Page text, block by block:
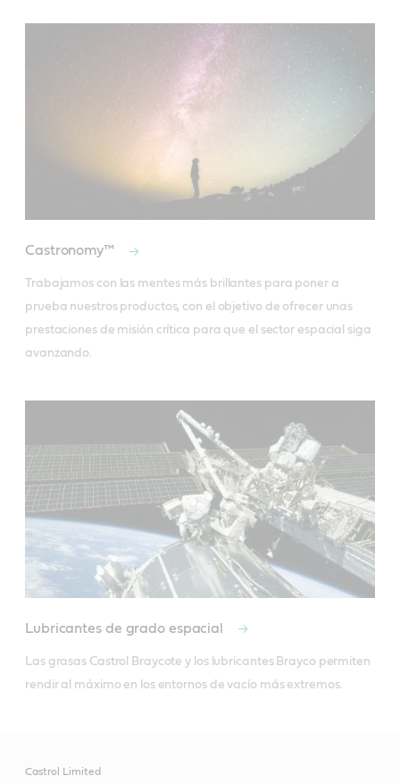
Castronomy™
Trabajamos con las mentes más brillantes para poner a
prueba nuestros productos, con el objetivo de ofrecer unas
prestaciones de misión crítica para que el sector espacial siga
avanzando.
Lubricantes de grado espacial
Las grasas Castrol Braycote y los lubricantes Brayco permiten
rendir al máximo en los entornos de vacío más extremos.
Castrol Limited